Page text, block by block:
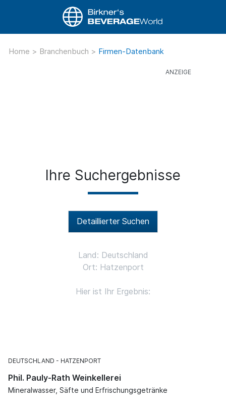
Home > Branchenbuch > Firmen-Datenbank
Ihre Suchergebnisse
Detaillierter Suchen
Land: Deutschland
Ort: Hatzenport
Hier ist Ihr Ergebnis:
DEUTSCHLAND HATZENPORT
Phil. Pauly-Rath Weinkellerei
Mineralwasser, Säfte und Erfrischungsgetränke